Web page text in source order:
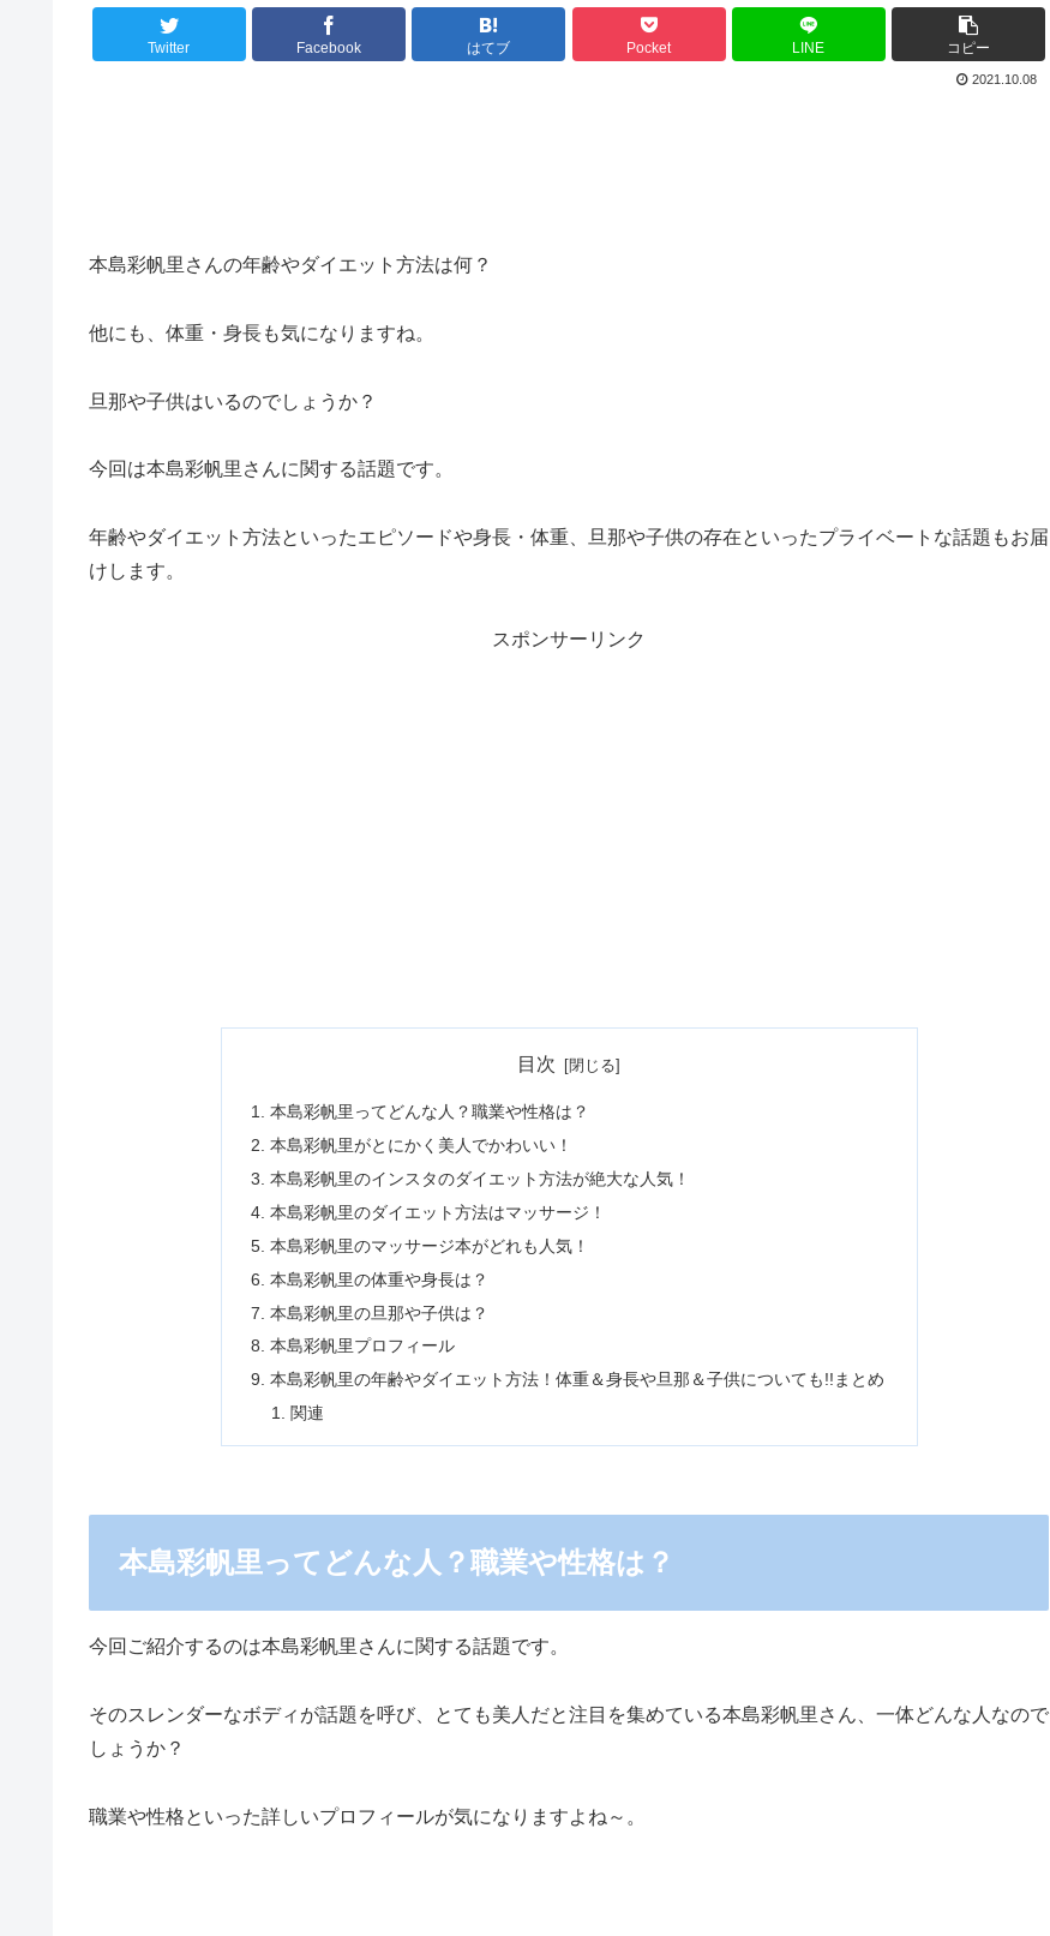
Twitter Facebook はてブ Pocket LINE コピー
2021.10.08
本島彩帆里さんの年齢やダイエット方法は何？
他にも、体重・身長も気になりますね。
旦那や子供はいるのでしょうか？
今回は本島彩帆里さんに関する話題です。
年齢やダイエット方法といったエピソードや身長・体重、旦那や子供の存在といったプライベートな話題もお届
けします。
スポンサーリンク
目次
本島彩帆里ってどんな人？職業や性格は？
本島彩帆里がとにかく美人でかわいい！
本島彩帆里のインスタのダイエット方法が絶大な人気！
本島彩帆里のダイエット方法はマッサージ！
本島彩帆里のマッサージ本がどれも人気！
本島彩帆里の体重や身長は？
本島彩帆里の旦那や子供は？
本島彩帆里プロフィール
本島彩帆里の年齢やダイエット方法！体重＆身長や旦那＆子供についても!!まとめ
関連
本島彩帆里ってどんな人？職業や性格は？
今回ご紹介するのは本島彩帆里さんに関する話題です。
そのスレンダーなボディが話題を呼び、とても美人だと注目を集めている本島彩帆里さん、一体どんな人なので
しょうか？
職業や性格といった詳しいプロフィールが気になりますよね～。